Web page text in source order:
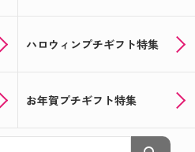
ハロウィンプチギフト特集
お年賀プチギフト特集